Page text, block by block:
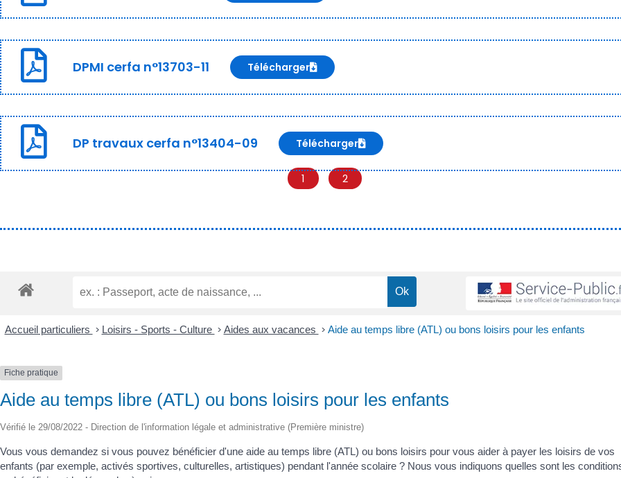
DPMI cerfa n°13703-11 Télécharger
DP travaux cerfa n°13404-09 Télécharger
1 2
Accueil particuliers > Loisirs - Sports - Culture > Aides aux vacances > Aide au temps libre (ATL) ou bons loisirs pour les enfants
Fiche pratique
Aide au temps libre (ATL) ou bons loisirs pour les enfants
Vérifié le 29/08/2022 - Direction de l'information légale et administrative (Première ministre)
Vous vous demandez si vous pouvez bénéficier d'une aide au temps libre (ATL) ou bons loisirs pour vous aider à payer les loisirs de vos
enfants (par exemple, activés sportives, culturelles, artistiques) pendant l'année scolaire ? Nous vous indiquons quelles sont les